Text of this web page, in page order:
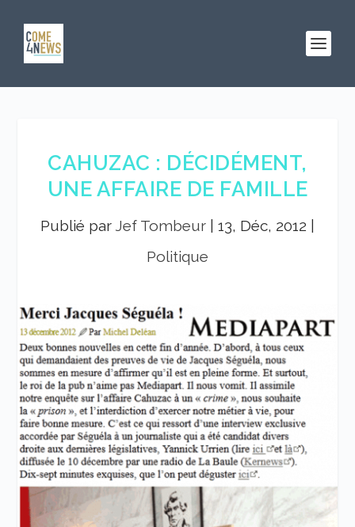
CAHUZAC : DÉCIDÉMENT,
UNE AFFAIRE DE FAMILLE
Publié par Jef Tombeur 13, Déc, 2012
Politique